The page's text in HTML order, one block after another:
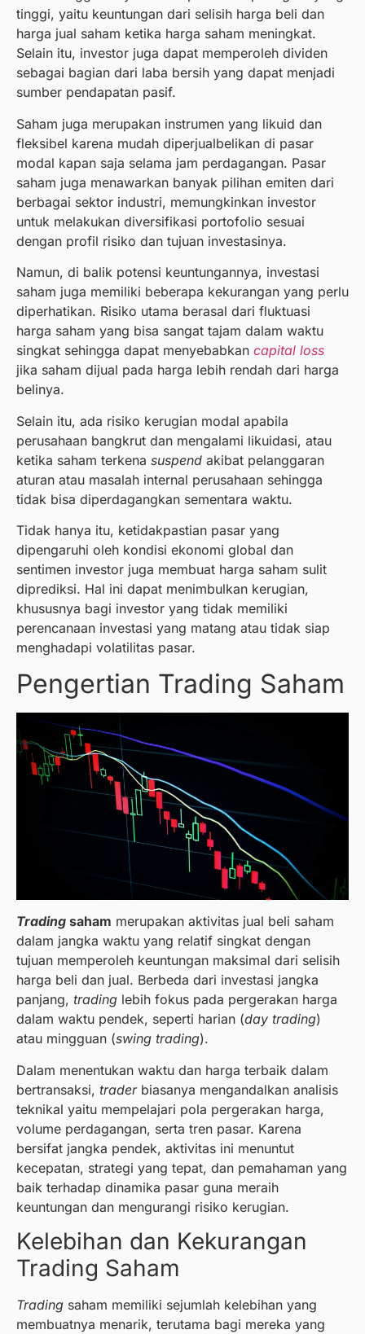
tinggi, yaitu keuntungan dari selisih harga beli dan
harga jual saham ketika harga saham meningkat.
Selain itu, investor juga dapat memperoleh dividen
sebagai bagian dari laba bersih yang dapat menjadi
sumber pendapatan pasif.
Saham juga merupakan instrumen yang likuid dan
fleksibel karena mudah diperjualbelikan di pasar
modal kapan saja selama jam perdagangan. Pasar
saham juga menawarkan banyak pilihan emiten dari
berbagai sektor industri, memungkinkan investor
untuk melakukan diversifikasi portofolio sesuai
dengan profil risiko dan tujuan investasinya.
Namun, di balik potensi keuntungannya, investasi
saham juga memiliki beberapa kekurangan yang perlu
diperhatikan. Risiko utama berasal dari fluktuasi
harga saham yang bisa sangat tajam dalam waktu
singkat sehingga dapat menyebabkan capital loss
jika saham dijual pada harga lebih rendah dari harga
belinya.
Selain itu, ada risiko kerugian modal apabila
perusahaan bangkrut dan mengalami likuidasi, atau
ketika saham terkena suspend akibat pelanggaran
aturan atau masalah internal perusahaan sehingga
tidak bisa diperdagangkan sementara waktu.
Tidak hanya itu, ketidakpastian pasar yang
dipengaruhi oleh kondisi ekonomi global dan
sentimen investor juga membuat harga saham sulit
diprediksi. Hal ini dapat menimbulkan kerugian,
khususnya bagi investor yang tidak memiliki
perencanaan investasi yang matang atau tidak siap
menghadapi volatilitas pasar.
Pengertian Trading Saham
Trading saham merupakan aktivitas jual beli saham
dalam jangka waktu yang relatif singkat dengan
tujuan memperoleh keuntungan maksimal dari selisih
harga beli dan jual. Berbeda dari investasi jangka
panjang, trading lebih fokus pada pergerakan harga
dalam waktu pendek, seperti harian (day trading)
atau mingguan (swing trading).
Dalam menentukan waktu dan harga terbaik dalam
bertransaksi, trader biasanya mengandalkan analisis
teknikal yaitu mempelajari pola pergerakan harga,
volume perdagangan, serta tren pasar. Karena
bersifat jangka pendek, aktivitas ini menuntut
kecepatan, strategi yang tepat, dan pemahaman yang
baik terhadap dinamika pasar guna meraih
keuntungan dan mengurangi risiko kerugian.
Kelebihan dan Kekurangan
Trading Saham
Trading saham memiliki sejumlah kelebihan yang
membuatnya menarik, terutama bagi mereka yang